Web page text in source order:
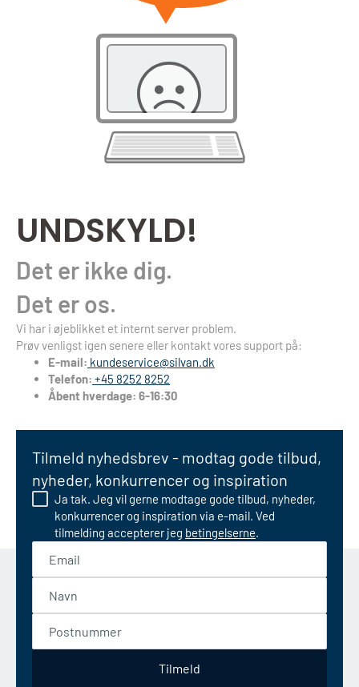
UNDSKYLD!
Det er ikke dig.
Det er os.
Vi har i øjeblikket et internt server problem.
Prøv venligst igen senere eller kontakt vores support på:
E-mail: kundeservice@silvan.dk
Telefon: +45 8252 8252
Åbent hverdage: 6-16:30
Tilmeld nyhedsbrev - modtag gode tilbud,
nyheder, konkurrencer og inspiration
Ja tak. Jeg vil gerne modtage gode tilbud, nyheder,
konkurrencer og inspiration via e-mail. Ved
tilmelding accepterer jeg betingelserne.
Tilmeld